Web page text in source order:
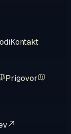
Kontakt
Prigovor